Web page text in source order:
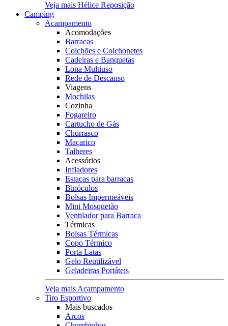
Veja mais Hélice Reposição
Camping
Acampamento
Acomodações
Barracas
Colchões e Colchonetes
Cadeiras e Banquetas
Lona Multiuso
Rede de Descanso
Viagens
Mochilas
Cozinha
Fogareiro
Cartucho de Gás
Churrasco
Maçarico
Talheres
Acessórios
Infladores
Estacas para barracas
Binóculos
Bolsas Impermeáveis
Mini Mosquetão
Ventilador para Barraca
Térmicas
Bolsas Térmicas
Copo Térmico
Porta Latas
Gelo Reutilizável
Geladeiras Portáteis
Veja mais Acampamento
Tiro Esportivo
Mais buscados
Arcos